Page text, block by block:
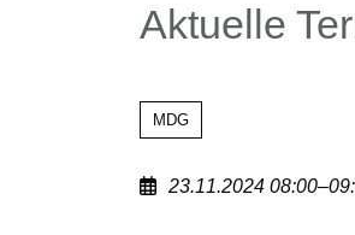
Aktuelle
MDG
23.11.2024